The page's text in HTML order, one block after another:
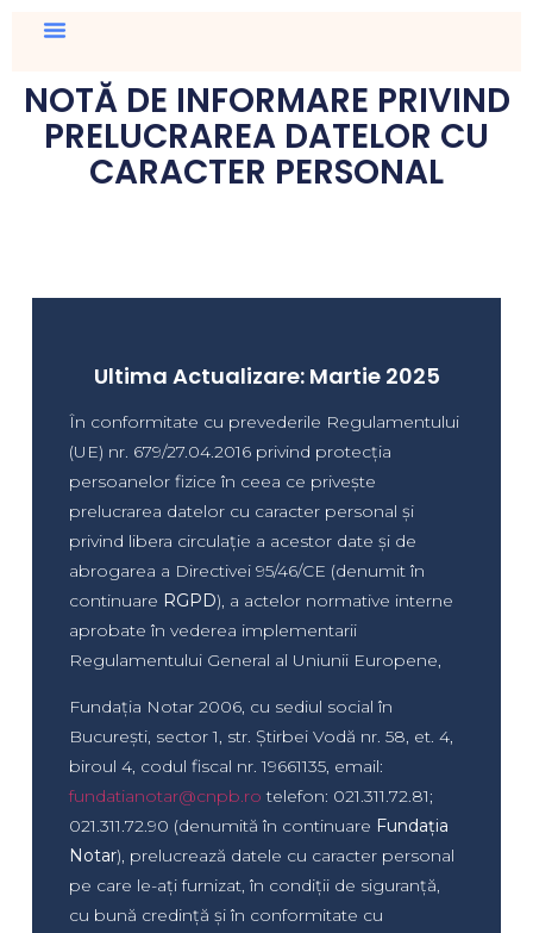
NOTĂ DE INFORMARE PRIVIND
PRELUCRAREA DATELOR CU
CARACTER PERSONAL
Ultima Actualizare: Martie 2025
În conformitate cu prevederile Regulamentului
(UE) nr. 679/27.04.2016 privind protecția
persoanelor fizice în ceea ce privește
prelucrarea datelor cu caracter personal și
privind libera circulație a acestor date și de
abrogarea a Directivei 95/46/CE (denumit în
continuare RGPD), a actelor normative interne
aprobate în vederea implementarii
Regulamentului General al Uniunii Europene,
Fundația Notar 2006, cu sediul social în
București, sector 1, str. Știrbei Vodă nr. 58, et. 4,
biroul 4, codul fiscal nr. 19661135, email:
fundatianotar@cnpb.ro telefon: 021.311.72.81;
021.311.72.90 (denumită în continuare Fundația
Notar), prelucrează datele cu caracter personal
pe care le-ați furnizat, în condiții de siguranță,
cu bună credință și în conformitate cu